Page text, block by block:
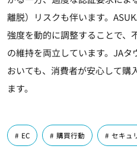
離脱）リスクも伴います。
強度を動的に調整することで、
の維持を両立しています。JAタ
おいても、消費者が安心して購
ます。
EC 購買行動 セキュ